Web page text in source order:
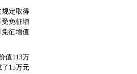
定取得
受免征增
征增值
值113万
15万元